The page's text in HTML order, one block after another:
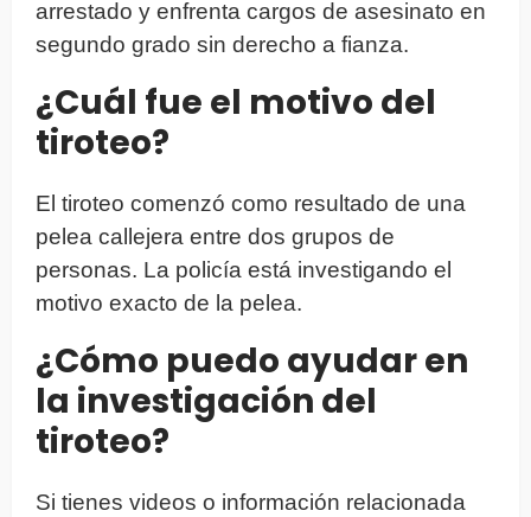
arrestado y enfrenta cargos de asesinato en
segundo grado sin derecho a fianza.
¿Cuál fue el motivo del
tiroteo?
El tiroteo comenzó como resultado de una
pelea callejera entre dos grupos de
personas. La policía está investigando el
motivo exacto de la pelea.
¿Cómo puedo ayudar en
la investigación del
tiroteo?
Si tienes videos o información relacionada